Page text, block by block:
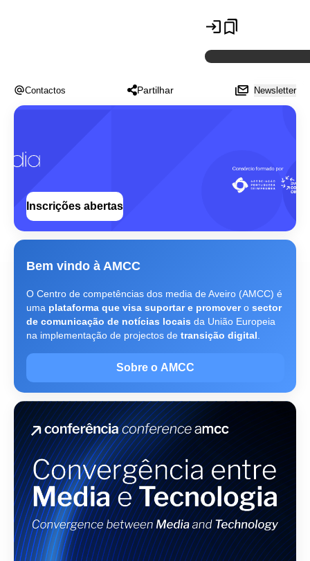
Contactos Partilhar Newsletter
Inscrições abertas
Bem vindo à AMCC
O Centro de competências dos media de Aveiro (AMCC) é
uma plataforma que visa suportar e promovero sector
de comunicação de notícias locais da União Europeia
na implementação de projectos de transição digital
Sobre o AMCC